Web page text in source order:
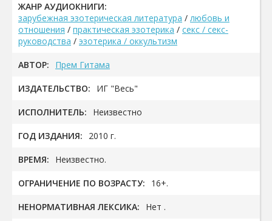
ЖАНР АУДИОКНИГИ:
зарубежная эзотерическая литература / любовь и
отношения / практическая эзотерика / секс / секс-
руководства / эзотерика / оккультизм
АВТОР: Прем Гитама
ИЗДАТЕЛЬСТВО: ИГ "Весь"
ИСПОЛНИТЕЛЬ: Неизвестно
ГОД ИЗДАНИЯ: 2010 г.
ВРЕМЯ: Неизвестно.
ОГРАНИЧЕНИЕ ПО ВОЗРАСТУ: 16+.
НЕНОРМАТИВНАЯ ЛЕКСИКА:
Нет .